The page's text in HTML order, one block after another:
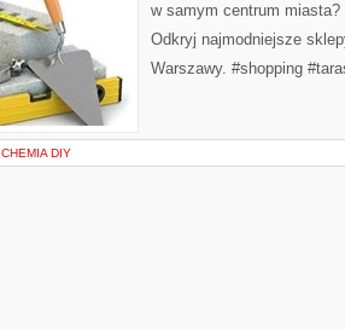
w samym centrum
Odkryj najmodniejsze
Warszawy. #shopping
CHEMIA DIY